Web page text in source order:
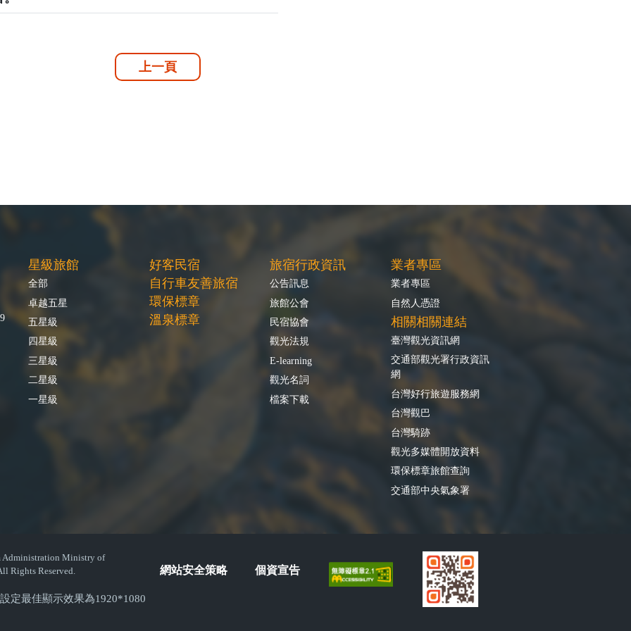
上一頁
星級旅館
全部
卓越五星
五星級
四星級
三星級
二星級
一星級
好客民宿
自行車友善旅宿
環保標章
溫泉標章
旅宿行政資訊
公告訊息
旅館公會
民宿協會
觀光法規
E-learning
觀光名詞
檔案下載
業者專區
業者專區
自然人憑證
相關相關連結
臺灣觀光資訊網
交通部觀光署行政資訊
網
台灣好行旅遊服務網
台灣觀巴
台灣騎跡
觀光多媒體開放資料
環保標章旅館查詢
交通部中央氣象署
Ministry of
Rights Reserved.
定最佳顯示效果為1920*1080
網站安全策略 個資宣告